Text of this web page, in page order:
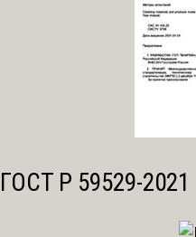
ГОСТ Р 59529-2021